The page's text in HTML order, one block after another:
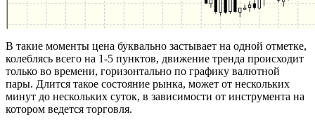
В такие моменты цена буквально застывает на одной отметке,
колеблясь всего на 1-5 пунктов, движение тренда происходит
только во времени, горизонтально по графику валютной
пары. Длится такое состояние рынка, может от нескольких
минут до нескольких суток, в зависимости от инструмента на
котором ведется торговля.